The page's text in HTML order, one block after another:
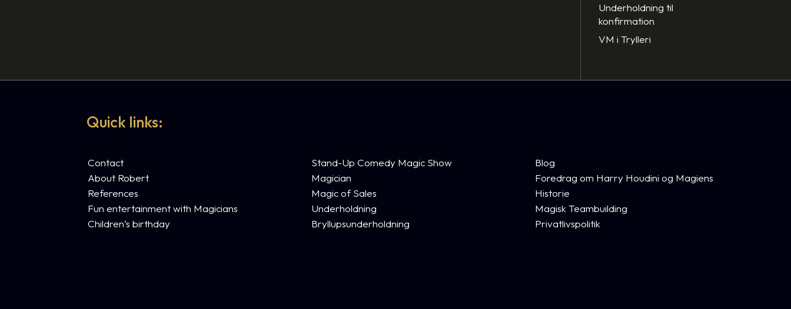
Underholdning til
konfirmation
VM i Trylleri
Quick links:
Contact
About Robert
References
Fun entertainment with Magicians
Children’s birthday
Stand-Up Comedy Magic Show
Magician
Magic of Sales
Underholdning
Bryllupsunderholdning
Blog
Foredrag om Harry Houdini og Magiens
Historie
Magisk Teambuilding
Privatlivspolitik